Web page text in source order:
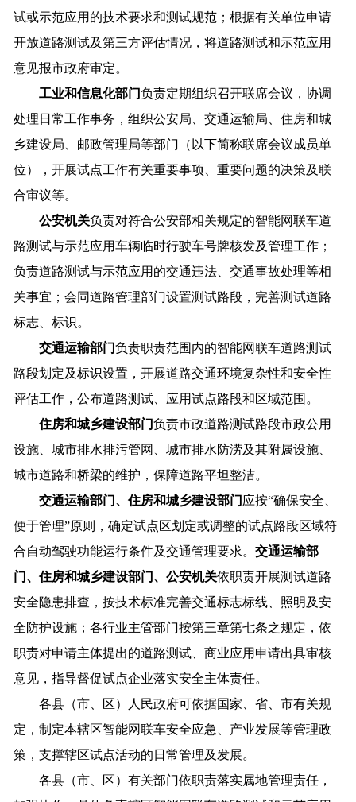
试或示范应用的技术要求和测试规范；根据有关单位申请
开放道路测试及第三方评估情况，将道路测试和示范应用
意见报市政府审定。
工业和信息化部门负责定期组织召开联席会议，协调
处理日常工作事务，组织公安局、交通运输局、住房和城
乡建设局、邮政管理局等部门（以下简称联席会议成员单
位），开展试点工作有关重要事项、重要问题的决策及联
合审议等。
公安机关负责对符合公安部相关规定的智能网联车道
路测试与示范应用车辆临时行驶车号牌核发及管理工作；
负责道路测试与示范应用的交通违法、交通事故处理等相
关事宜；会同道路管理部门设置测试路段，完善测试道路
标志、标识。
交通运输部门负责职责范围内的智能网联车道路测试
路段划定及标识设置，开展道路交通环境复杂性和安全性
评估工作，公布道路测试、应用试点路段和区域范围。
住房和城乡建设部门负责市政道路测试路段市政公用
设施、城市排水排污管网、城市排水防涝及其附属设施、
城市道路和桥梁的维护，保障道路平坦整洁。
交通运输部门 、住房和城乡建设部门 应按“确保安全、
便于管理”原则，确定试点区划定或调整的试点路段区域符
合自动驾驶功能运行条件及交通管理要求。交通运输部
门 、住房和城乡建设部门 、公安机关依职责开展测试道路
安全隐患排查，按技术标准完善交通标志标线、照明及安
全防护设施；各行业主管部门按第三章第七条之规定，依
职责对申请主体提出的道路测试、商业应用申请出具审核
意见，指导督促试点企业落实安全主体责任。
各县（市、区）人民政府可依据国家、省、市有关规
定，制定本辖区智能网联车安全应急、产业发展等管理政
策，支撑辖区试点活动的日常管理及发展。
各县（市、区）有关部门依职责落实属地管理责任，